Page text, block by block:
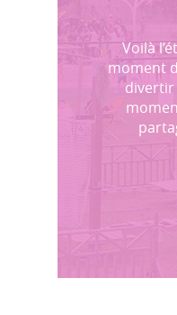
Voilà
moment
divertir